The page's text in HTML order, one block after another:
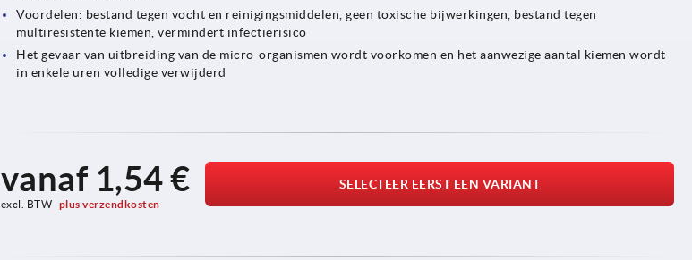
Voordelen: bestand tegen vocht en reinigingsmiddelen, geen toxische bijwerkingen, bestand tegen
multiresistente kiemen, vermindert infectierisico
Het gevaar van uitbreiding van de micro-organismen wordt voorkomen en het aanwezige aantal kiemen wordt
in enkele uren volledige verwijderd
vanaf 1,54 €
excl. BTW plus verzendkosten
SELECTEER EERST EEN VARIANT